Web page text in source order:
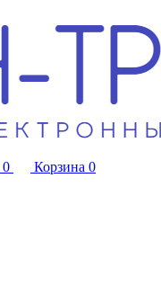
0 Корзина 0